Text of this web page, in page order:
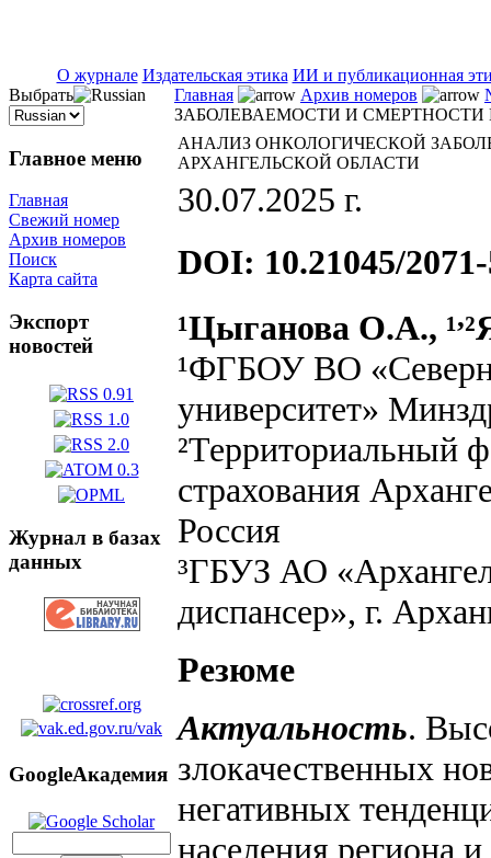
О журнале Издательская этика ИИ и публикационная
Выбрать
Главное меню
Главная
Свежий номер
Архив номеров
Поиск
Карта сайта
Экспорт
новостей
Журнал в базах
данных
GoogleАкадемия
Главная Архив номеров
ЗАБОЛЕВАЕМОСТИ И
АНАЛИЗ ОНКОЛОГИЧЕСКОЙ
АРХАНГЕЛЬСКОЙ ОБЛАСТИ
30.07.2025 г.
DOI: 10.21045/
¹Цыганова О.А., ¹,
¹ФГБОУ ВО
университет»
²Территориальный
страхования
Россия
³ГБУЗ АО
диспансер», г.
Резюме
Актуальность.
злокачественных
негативных
населения региона